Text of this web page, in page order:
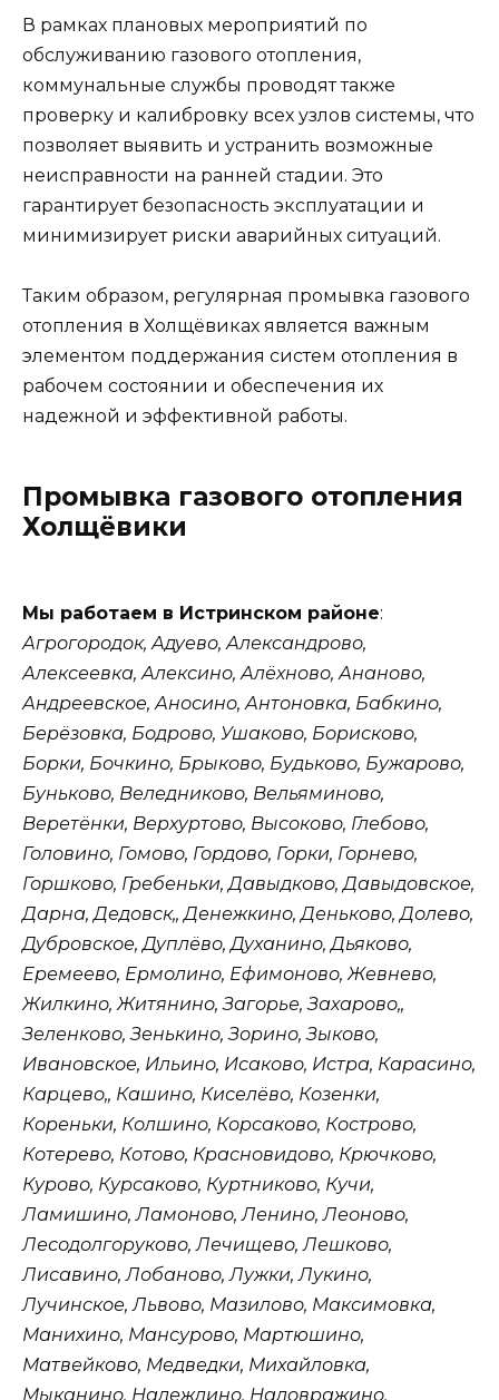
В рамках плановых мероприятий по
обслуживанию газового отопления,
коммунальные службы проводят также
проверку и калибровку всех узлов системы, что
позволяет выявить и устранить возможные
неисправности на ранней стадии. Это
гарантирует безопасность эксплуатации и
минимизирует риски аварийных ситуаций.
Таким образом, регулярная промывка газового
отопления в Холщёвиках является важным
элементом поддержания систем отопления в
рабочем состоянии и обеспечения их
надежной и эффективной работы.
Промывка газового отопления
Холщёвики
Мы работаем в Истринском районе:
Агрогородок, Адуево, Александрово,
Алексеевка, Алексино, Алёхново, Ананово,
Андреевское, Аносино, Антоновка, Бабкино,
Берёзовка, Бодрово, Ушаково, Борисково,
Борки, Бочкино, Брыково, Будьково, Бужарово,
Буньково, Веледниково, Вельяминово,
Веретёнки, Верхуртово, Высоково, Глебово,
Головино, Гомово, Гордово, Горки, Горнево,
Горшково, Гребеньки, Давыдково, Давыдовское,
Дарна, Дедовск,, Денежкино, Деньково, Долево,
Дубровское, Дуплёво, Духанино, Дьяково,
Еремеево, Ермолино, Ефимоново, Жевнево,
Жилкино, Житянино, Загорье, Захарово,,
Зеленково, Зенькино, Зорино, Зыково,
Ивановское, Ильино, Исаково, Истра, Карасино,
Карцево,, Кашино, Киселёво, Козенки,
Кореньки, Колшино, Корсаково, Кострово,
Котерево, Котово, Красновидово, Крючково,
Курово, Курсаково, Куртниково, Кучи,
Ламишино, Ламоново, Ленино, Леоново,
Лесодолгоруково, Лечищево, Лешково,
Лисавино, Лобаново, Лужки, Лукино,
Лучинское, Львово, Мазилово, Максимовка,
Манихино, Мансурово, Мартюшино,
Матвейково, Медведки, Михайловка,
Мыканино, Надеждино, Надовражино,